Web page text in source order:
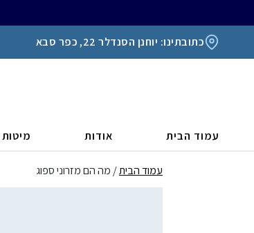
כתובתינו: יוחנן הסנדלר 22, כפר סבא
עמוד הבית אודות מיטות
עמוד הבית/ מה הם מזרוני ספוג